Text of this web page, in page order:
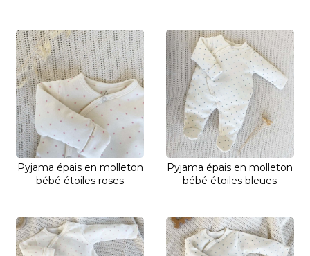
Pyjama épais en molleton
bébé étoiles roses
Pyjama épais en molleton
bébé étoiles bleues